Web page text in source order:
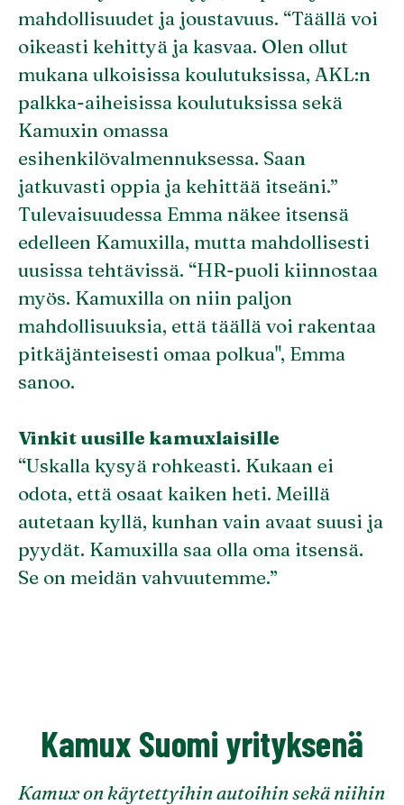
mahdollisuudet ja joustavuus. “Täällä voi
oikeasti kehittyä ja kasvaa. Olen ollut
mukana ulkoisissa koulutuksissa, AKL:n
palkka-aiheisissa koulutuksissa sekä
Kamuxin omassa
esihenkilövalmennuksessa. Saan
jatkuvasti oppia ja kehittää itseäni.”
Tulevaisuudessa Emma näkee itsensä
edelleen Kamuxilla, mutta mahdollisesti
uusissa tehtävissä. “HR-puoli kiinnostaa
myös. Kamuxilla on niin paljon
mahdollisuuksia, että täällä voi rakentaa
pitkäjänteisesti omaa polkua", Emma
sanoo.
Vinkit uusille kamuxlaisille
“Uskalla kysyä rohkeasti. Kukaan ei
odota, että osaat kaiken heti. Meillä
autetaan kyllä, kunhan vain avaat suusi ja
pyydät. Kamuxilla saa olla oma itsensä.
Se on meidän vahvuutemme.”
Kamux Suomi yrityksenä
Kamux on käytettyihin autoihin sekä niihin